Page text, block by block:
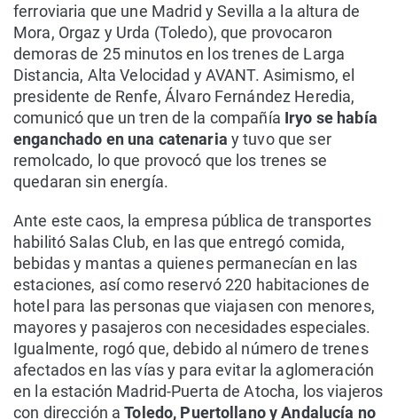
ferroviaria que une Madrid y Sevilla a la altura de
Mora, Orgaz y Urda (Toledo), que provocaron
demoras de 25 minutos en los trenes de Larga
Distancia, Alta Velocidad y AVANT. Asimismo, el
presidente de Renfe, Álvaro Fernández Heredia,
comunicó que un tren de la compañía Iryo se había
enganchado en una catenaria y tuvo que ser
remolcado, lo que provocó que los trenes se
quedaran sin energía.
Ante este caos, la empresa pública de transportes
habilitó Salas Club, en las que entregó comida,
bebidas y mantas a quienes permanecían en las
estaciones, así como reservó 220 habitaciones de
hotel para las personas que viajasen con menores,
mayores y pasajeros con necesidades especiales.
Igualmente, rogó que, debido al número de trenes
afectados en las vías y para evitar la aglomeración
en la estación Madrid-Puerta de Atocha, los viajeros
con dirección aToledo, Puertollano y Andalucía no